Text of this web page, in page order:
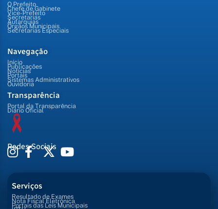
O Prefeito
Chefe de Gabinete
Vice-Prefeito
Secretarias
Autarquias
Órgãos Municipais
Secretarias Especiais
Navegação
Início
Publicações
Notícias
Portais
Sistemas Administrativos
Ouvidoria
Transparência
Portal da Transparência
Diário Oficial
Redes Sociais
Serviços
Resultado de Exames
Nota Fiscal Eletrônica
Portais das Leis Municipais